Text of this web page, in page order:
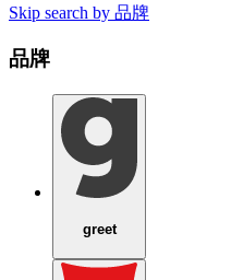
Skip search by 品牌
品牌
greet